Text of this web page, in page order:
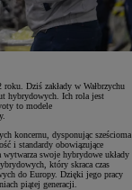
Dziś zakłady w Wałbrzychu
hybrydowych. Ich rola jest
to modele
koncernu, dysponując sześcioma
i standardy obowiązujące
swoje hybrydowe układy
który skraca czas
do Europy. Dzięki jego pracy
piątej generacji.